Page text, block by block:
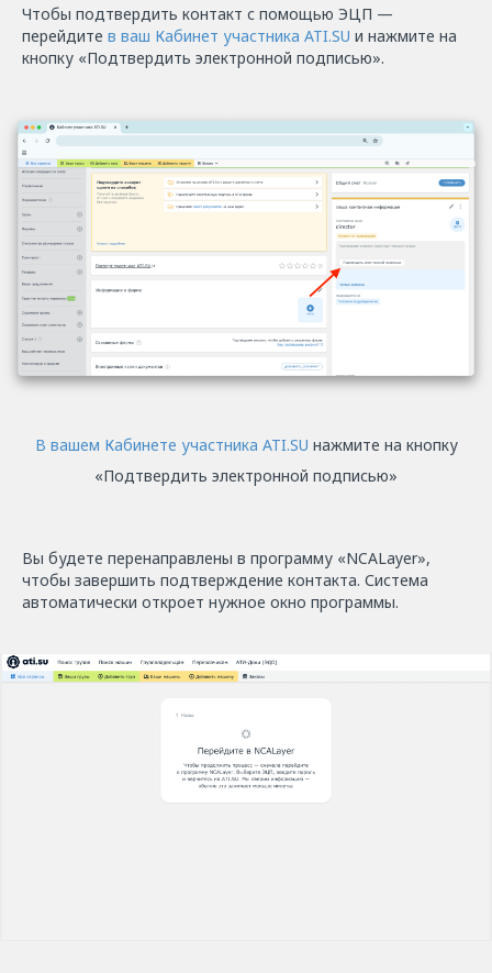
Чтобы подтвердить контакт с помощью ЭЦП —
перейдите в ваш Кабинет участника ATI.SU и нажмите на
кнопку «Подтвердить электронной подписью».
В вашем Кабинете участника ATI.SU нажмите на кнопку
«Подтвердить электронной подписью»
Вы будете перенаправлены в программу «NCALayer»,
чтобы завершить подтверждение контакта. Система
автоматически откроет нужное окно программы.